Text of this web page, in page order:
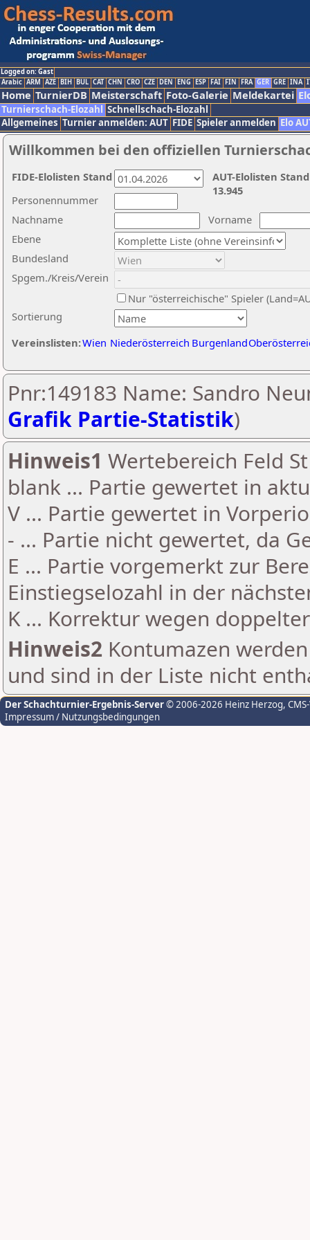
Logged on: Gast
Arabic ARM AZE BIH BUL CAT CHN CRO CZE DEN ENG ESP FAI FIN FRA GER GRE INA
Home TurnierDB Meisterschaft Foto-Galerie Meldekartei
Turnierschach-Elozahl Schnellschach-Elozahl
Allgemeines Turnier anmelden: AUT FIDE Spieler anmelden Elo
Willkommen bei den offiziellen
Nachname
Vorname
Ebene
Sortierung
Personennummer
Bundesland
Spgem./Kreis/Verein
Nur "österreichische" Spieler
Vereinslisten:Wien Niederösterreich Burgenland
AUT-Elolisten
13.945
FIDE-Elolisten Stand
Pnr:149183 Name: Sandro
Grafik Partie-Statistik)
Hinweis1 Wertebereich Feld
blank ... Partie gewertet in
V ... Partie gewertet in
- ... Partie nicht gewertet, da
E ... Partie vorgemerkt zur
Einstiegselozahl in der
K ... Korrektur wegen
Hinweis2 Kontumazen
und sind in der Liste nicht
Der Schachturnier-Ergebnis-Server© 2006-2026 Heinz Herzog,
Impressum / Nutzungsbedingungen